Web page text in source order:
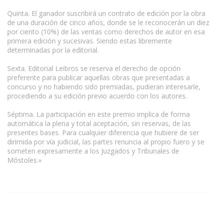
Quinta. El ganador suscribirá un contrato de edición por la obra
de una duración de cinco años, donde se le reconocerán un diez
por ciento (10%) de las ventas como derechos de autor en esa
primera edición y sucesivas. Siendo estas libremente
determinadas por la editorial.
Sexta. Editorial Leibros se reserva el derecho de opción
preferente para publicar aquellas obras que presentadas a
concurso y no habiendo sido premiadas, pudieran interesarle,
procediendo a su edición previo acuerdo con los autores.
Séptima. La participación en este premio implica de forma
automática la plena y total aceptación, sin reservas, de las
presentes bases. Para cualquier diferencia que hubiere de ser
dirimida por vía judicial, las partes renuncia al propio fuero y se
someten expresamente a los Juzgados y Tribunales de
Móstoles.»